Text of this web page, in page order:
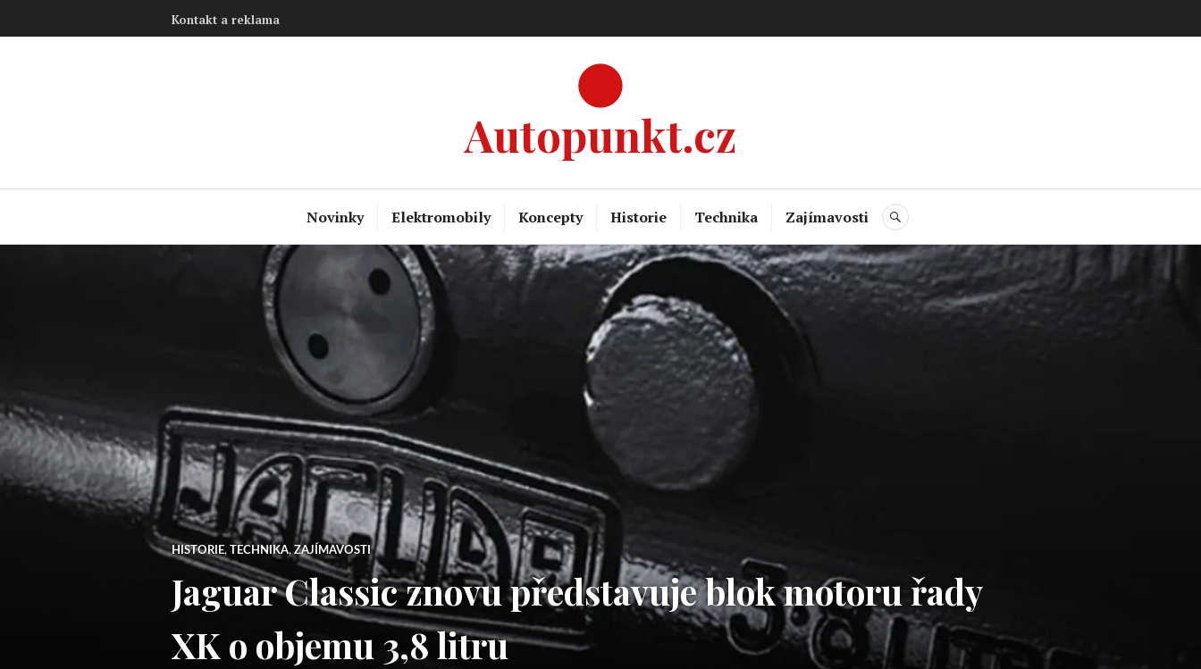
k
Kontakt a reklama
Autopunkt.cz
Novinky Elektromobily Koncepty Historie Technika Zajímavosti HLEDAT
HISTORIE, TECHNIKA, ZAJÍMAVOSTI
Jaguar Classic znovu představuje blok motoru řady
XK o objemu 3,8 litru